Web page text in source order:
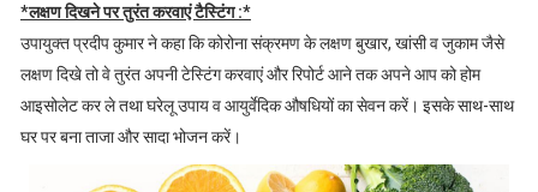
*लक्षण दिखने पर तुरंत करवाएं टैस्टिंग :*
उपायुक्त प्रदीप कुमार ने कहा कि कोरोना संक्रमण के लक्षण बुखार, खांसी व जुकाम जैसे
लक्षण दिखे तो वे तुरंत अपनी टेस्टिंग करवाएं और रिपोर्ट आने तक अपने आप को होम
आइसोलेट कर ले तथा घरेलू उपाय व आयुर्वेदिक औषधियों का सेवन करें। इसके साथ-साथ
घर पर बना ताजा और सादा भोजन करें।